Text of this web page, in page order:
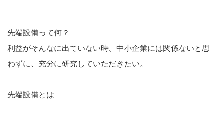
先端設備って何？
利益がそんなに出ていない時、中小企業には関係ないと思
わずに、充分に研究していただきたい。
先端設備とは